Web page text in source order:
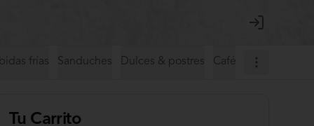
Login
frías Sanduches Dulces & postres Café de
Tu Carrito